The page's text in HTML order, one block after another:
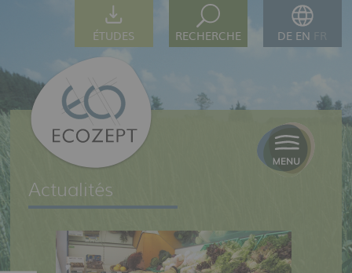
ÉTUDES RECHERCHE DE EN
Actualités